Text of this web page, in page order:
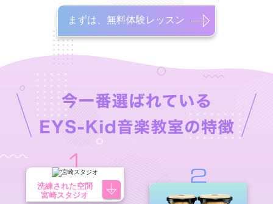
まずは、無料体験レッスン
1
洗練された空間
宮崎スタジオ
2